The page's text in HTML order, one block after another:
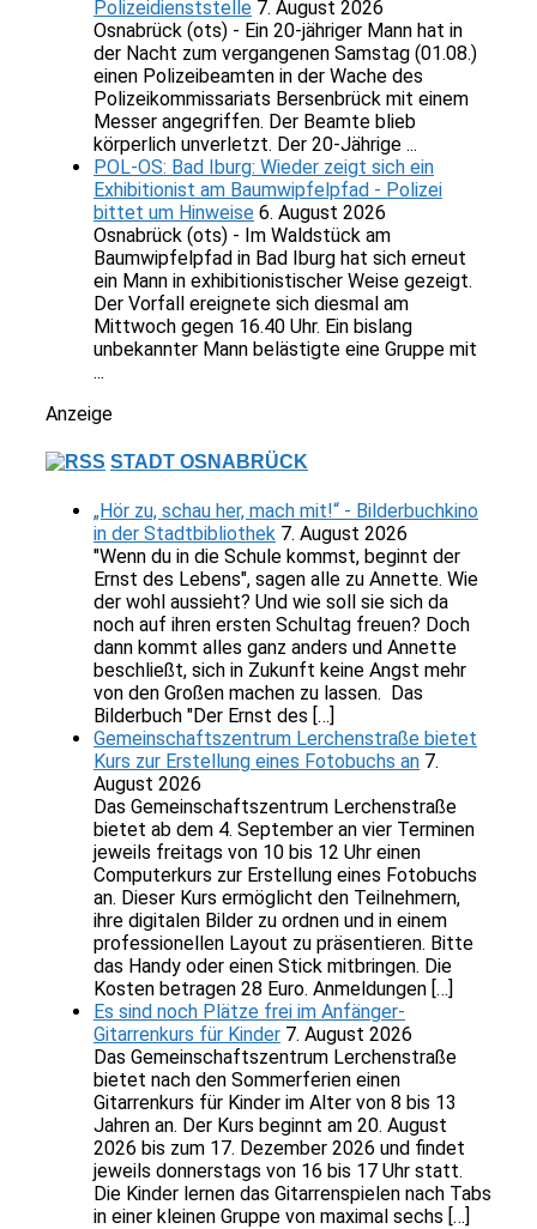
Polizeidienststelle 7. August 2026
Osnabrück (ots) - Ein 20-jähriger Mann hat in
der Nacht zum vergangenen Samstag (01.08.)
einen Polizeibeamten in der Wache des
Polizeikommissariats Bersenbrück mit einem
Messer angegriffen. Der Beamte blieb
körperlich unverletzt. Der 20-Jährige ...
POL-OS: Bad Iburg: Wieder zeigt sich ein
Exhibitionist am Baumwipfelpfad - Polizei
bittet um Hinweise 6. August 2026
Osnabrück (ots) - Im Waldstück am
Baumwipfelpfad in Bad Iburg hat sich erneut
ein Mann in exhibitionistischer Weise gezeigt.
Der Vorfall ereignete sich diesmal am
Mittwoch gegen 16.40 Uhr. Ein bislang
unbekannter Mann belästigte eine Gruppe mit
...
Anzeige
STADT OSNABRÜCK
„Hör zu, schau her, mach mit!“ - Bilderbuchkino
in der Stadtbibliothek 7. August 2026
"Wenn du in die Schule kommst, beginnt der
Ernst des Lebens", sagen alle zu Annette. Wie
der wohl aussieht? Und wie soll sie sich da
noch auf ihren ersten Schultag freuen? Doch
dann kommt alles ganz anders und Annette
beschließt, sich in Zukunft keine Angst mehr
von den Großen machen zu lassen. Das
Bilderbuch "Der Ernst des […]
Gemeinschaftszentrum Lerchenstraße bietet
Kurs zur Erstellung eines Fotobuchs an 7.
August 2026
Das Gemeinschaftszentrum Lerchenstraße
bietet ab dem 4. September an vier Terminen
jeweils freitags von 10 bis 12 Uhr einen
Computerkurs zur Erstellung eines Fotobuchs
an. Dieser Kurs ermöglicht den Teilnehmern,
ihre digitalen Bilder zu ordnen und in einem
professionellen Layout zu präsentieren. Bitte
das Handy oder einen Stick mitbringen. Die
Kosten betragen 28 Euro. Anmeldungen […]
Es sind noch Plätze frei im Anfänger-
Gitarrenkurs für Kinder 7. August 2026
Das Gemeinschaftszentrum Lerchenstraße
bietet nach den Sommerferien einen
Gitarrenkurs für Kinder im Alter von 8 bis 13
Jahren an. Der Kurs beginnt am 20. August
2026 bis zum 17. Dezember 2026 und findet
jeweils donnerstags von 16 bis 17 Uhr statt.
Die Kinder lernen das Gitarrenspielen nach Tabs
in einer kleinen Gruppe von maximal sechs […]